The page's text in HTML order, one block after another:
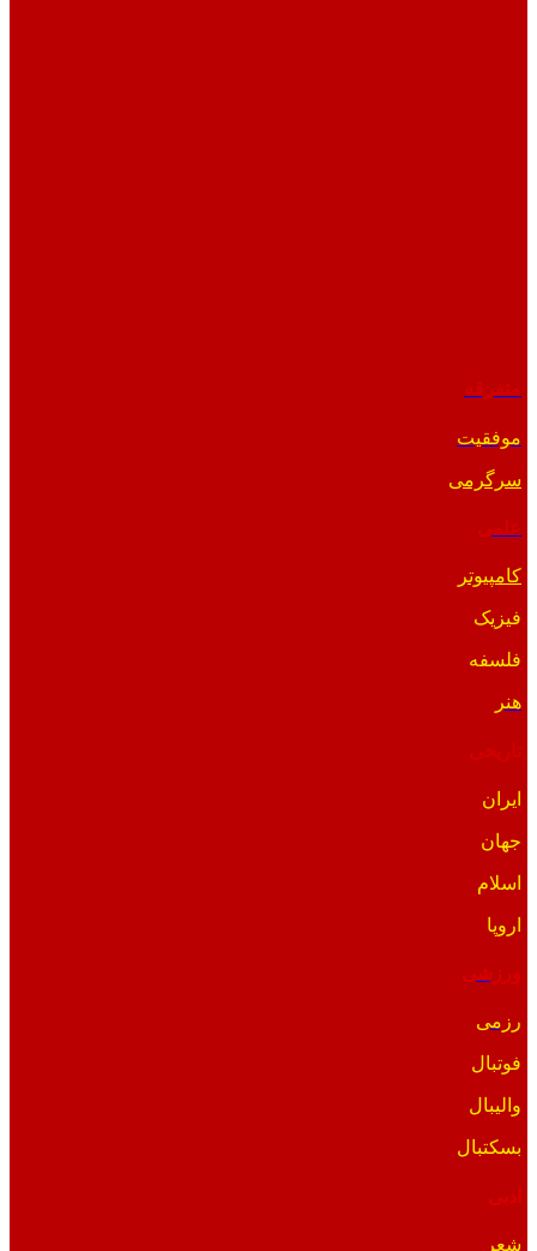
موفقیت
سرگرمی
کامپیوتر
فیزیک
فلسفه
هنر
ایران
جهان
اسلام
اروپا
ورزشی
رزمی
فوتبال
والیبال
بسکتبال
ادبی
شعر